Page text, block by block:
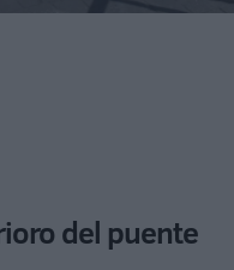
del puente